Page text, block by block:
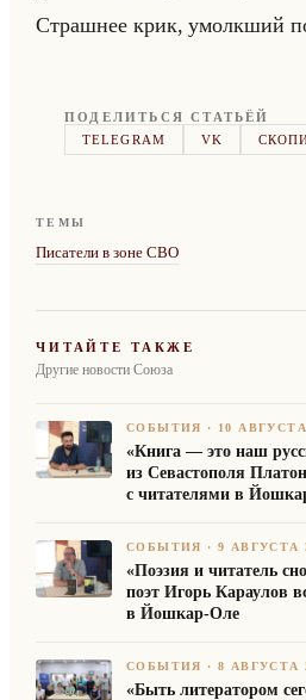
Страш­нее крик, умолк­ший
ПОДЕЛИТЬСЯ СТАТЬЁЙ
TELEGRAM
VK
ТЕМЫ
Писатели в зоне СВО
ЧИТАЙТЕ ТАКЖЕ
Другие новости Союза
СОБЫТИЯ · 10 АВГУСТА
«Книга — это наш
из Севастополя
с читателями в
СОБЫТИЯ ·9 АВГУСТА
«Поэзия и читатель
поэт Игорь Караулов
в Йошкар-Оле
СОБЫТИЯ ·8 АВГУСТА
«Быть литератором